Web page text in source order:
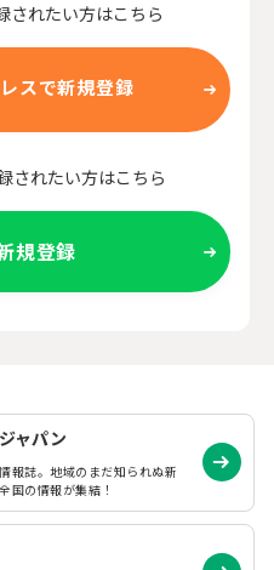
されたい方はこちら
スで新規登録
されたい方はこちら
規登録
ャパン
報誌。地域のまだ知られぬ新
国の情報が集結！